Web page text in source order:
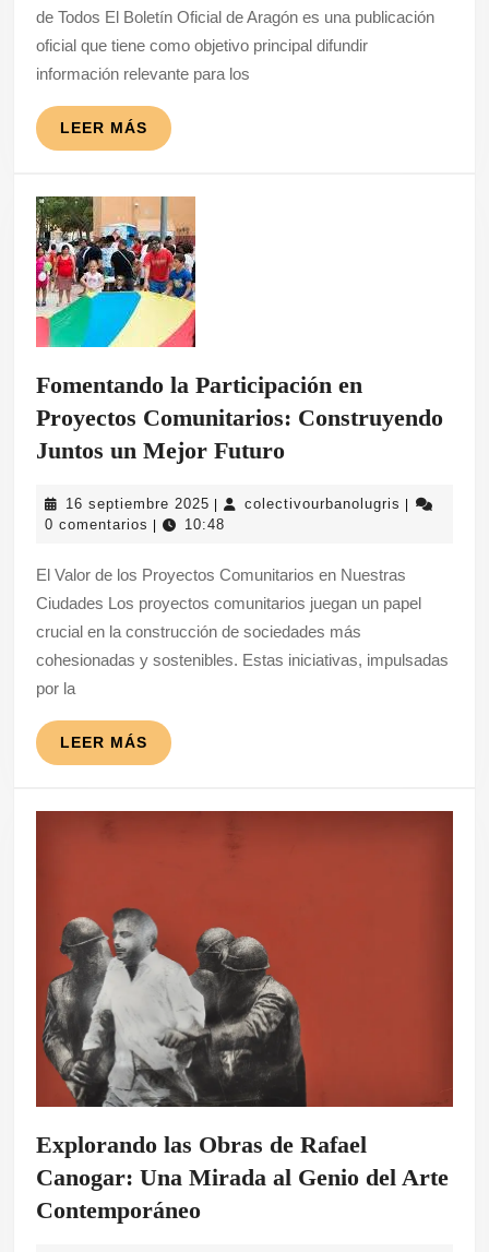
Tu
Fuente
Información
Oficial
en
la
Comunidad
Autónoma
de Todos El Boletín Oficial de Aragón es una publicación
oficial que tiene como objetivo principal difundir
información relevante para los
LEER MÁS LEER
MÁS
Fomentando la Participación en
Proyectos Comunitarios: Construyendo
Juntos un Mejor FuturoFomentando
Participación
Proyectos
Comunitarios:
Construyendo
16 septiembre 2025 16
septiembre
| colectivourbanolugris |
0 comentarios | 10:48
El Valor de los Proyectos Comunitarios en Nuestras
Ciudades Los proyectos comunitarios juegan un papel
crucial en la construcción de sociedades más
cohesionadas y sostenibles. Estas iniciativas, impulsadas
por la
LEER MÁS LEER
MÁS
Explorando las Obras de Rafael
Canogar: Una Mirada al Genio del Arte
ContemporáneoExplorando